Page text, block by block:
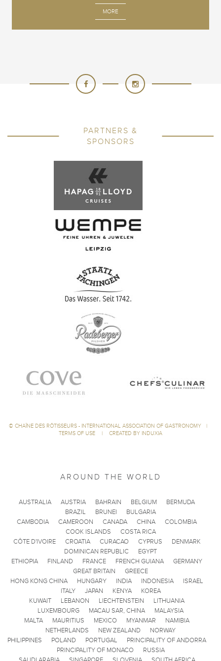
MORE
PARTNERS &
SPONSORS
© CHAÎNE DES RÔTISSEURS - INTERNATIONAL ASSOCIATION OF GASTRONOMY
|
TERMS OF USE
| CREATED BY INDUXIA
AROUND THE WORLD
AUSTRALIA AUSTRIA BAHRAIN BELGIUM
BERMUDA
BRAZIL
BRUNEI
BULGARIA
CAMBODIA
CAMEROON CANADA CHINA
COLOMBIA
COOK ISLANDS
COSTA RICA
CÔTE D'IVOIRE
CROATIA CURACAO CYPRUS
DENMARK
DOMINICAN REPUBLIC
EGYPT
ETHIOPIA
FINLAND FRANCE FRENCH GUIANA
GERMANY
GREAT BRITAIN
GREECE
HONG KONG CHINA
HUNGARY INDIA INDONESIA
ISRAEL
ITALY
JAPAN KENYA
KOREA
KUWAIT
LEBANON LIECHTENSTEIN
LITHUANIA
LUXEMBOURG
MACAU SAR, CHINA
MALAYSIA
MALTA
MAURITIUS MEXICO MYANMAR
NAMIBIA
NETHERLANDS
NEW ZEALAND
NORWAY
PHILIPPINES
POLAND PORTUGAL
PRINCIPALITY OF ANDORRA
PRINCIPALITY OF MONACO
RUSSIA